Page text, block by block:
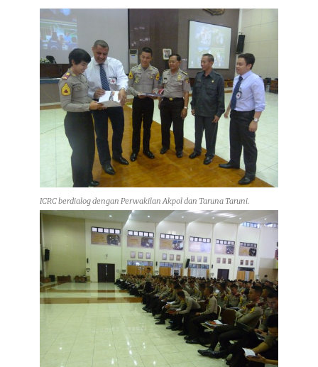
ICRC berdialog dengan Perwakilan Akpol dan Taruna Taruni.